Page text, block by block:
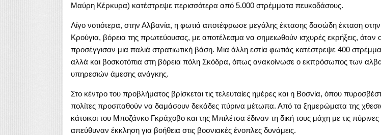
Μαύρη Κέρκυρα) κατέστρεψε περισσότερα από 5.000 στρέμματα πευκοδάσους.
Λίγο νοτιότερα, στην Αλβανία, η φωτιά αποτέφρωσε μεγάλης έκτασης δασώδη έκταση στην
Κρούγια, βόρεια της πρωτεύουσας, με αποτέλεσμα να σημειωθούν ισχυρές εκρήξεις, όταν
προσέγγισαν μια παλιά στρατιωτική βάση. Μια άλλη εστία φωτιάς κατέστρεψε 400
αλλά και βοσκοτόπια στη βόρεια πόλη Σκόδρα, όπως ανακοίνωσε ο εκπρόσωπος των
υπηρεσιών άμεσης ανάγκης.
Στο κέντρο του προβλήματος βρίσκεται τις τελευταίες ημέρες και η Βοσνία, όπου
πολίτες προσπαθούν να δαμάσουν δεκάδες πύρινα μέτωπα. Από τα ξημερώματα της
κάτοικοι του Μποζάνκο Γκράχοβο και της Μπιλέτσα έδιναν τη δική τους μάχη με τις
απεύθυναν έκκληση για βοήθεια στις βοσνιακές ένοπλες δυνάμεις.